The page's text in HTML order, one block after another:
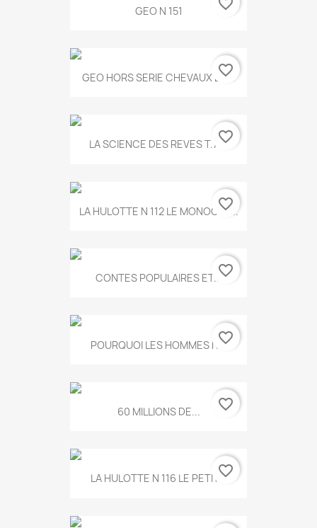
GEO N 151
GEO HORS SERIE CHEVAUX ET...
favorite_border
LA SCIENCE DES REVES T.787
favorite_border
LA HULOTTE N 112 LE MONOCLE...
favorite_border
CONTES POPULAIRES ET...favorite_border
POURQUOI LES HOMMES N...favorite_border
60 MILLIONS DE... favorite_border
LA HULOTTE N 116 LE PETIT...favorite_border